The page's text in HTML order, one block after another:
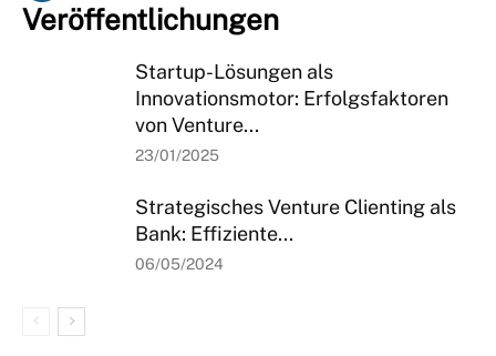
Veröffentlichungen
Startup-Lösungen als
Innovationsmotor: Erfolgsfaktoren
von Venture...
23/01/2025
Strategisches Venture Clienting als
Bank: Effiziente...
06/05/2024